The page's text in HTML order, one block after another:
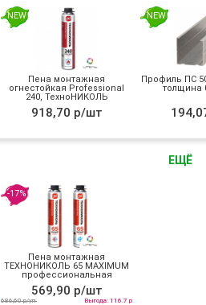
NEW
Пена монтажная
огнестойкая Professional
240, ТехноНИКОЛЬ
918,70 р/шт
NEW
Профиль ПС
толщина
ЕЩЁ
-17%
Пена монтажная
ТЕХНОНИКОЛЬ 65 MAXIMUM
профессиональная
всесезонная
569,90 р/шт
686,60 р/уп Выгода: 116.7 р